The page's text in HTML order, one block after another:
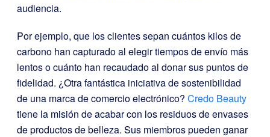
audiencia.
Por ejemplo, que los clientes sepan cuántos kilos de
carbono han capturado al elegir tiempos de envío más
lentos o cuánto han recaudado al donar sus puntos de
fidelidad. ¿Otra fantástica iniciativa de sostenibilidad
de una marca de comercio electrónico? Credo Beauty
tiene la misión de acabar con los residuos de envases
de productos de belleza. Sus miembros pueden ganar